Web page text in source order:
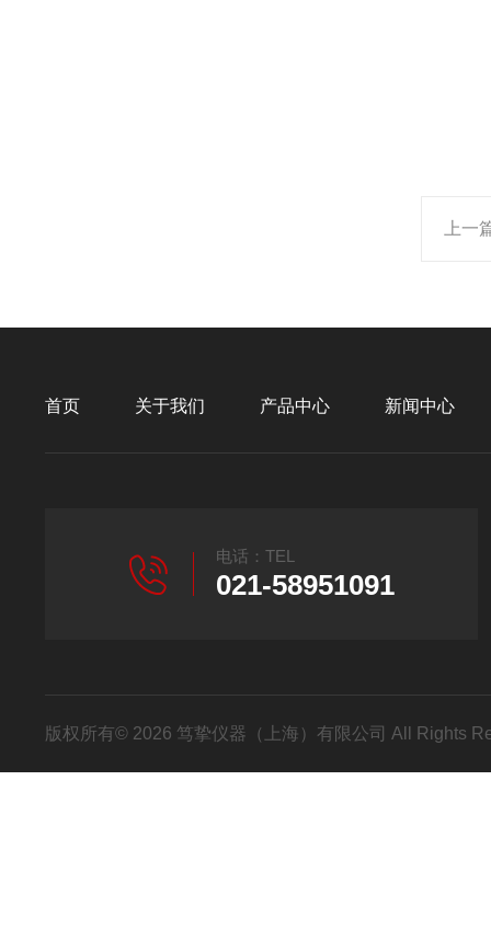
上一
首页 关于我们 产品中心 新闻中心
电话：TEL
021-58951091
版权所有© 2026 笃挚仪器（上海）有限公司 All Rights